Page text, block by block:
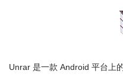
Unrar 是一款 Android 平台上